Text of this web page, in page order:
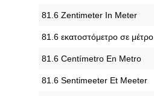
‎81.6 Zentimeter In Meter
‎81.6 εκατοστόμετρο σε μέτρο
‎81.6 Centímetro En Metro
‎81.6 Sentimeeter Et Meeter